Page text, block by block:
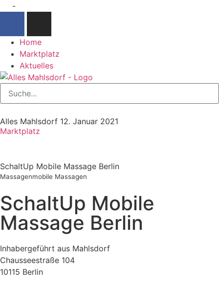
-
Home
Marktplatz
Aktuelles
Alles Mahlsdorf 12. Januar 2021
Marktplatz
SchaltUp Mobile Massage Berlin
Massagenmobile Massagen
SchaltUp Mobile
Massage Berlin
Inhabergeführt aus Mahlsdorf
Chausseestraße 104
10115 Berlin